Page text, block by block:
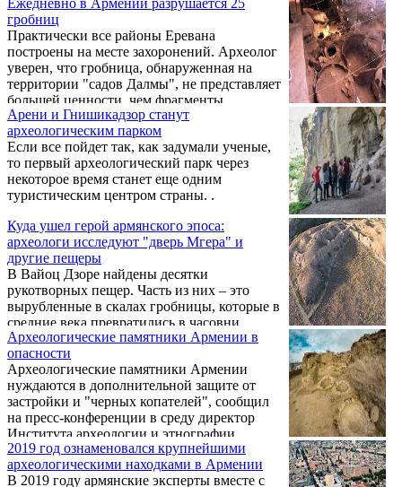
Арташата. Об этом корр. “Голоса Армении”
cсообщил директор Института археологии
и этнографии НАН РА Павел Аветисян. .
Ежедневно в Армении разрушается 25
гробниц
Практически все районы Еревана
построены на месте захоронений. Археолог
уверен, что гробница, обнаруженная на
территории "садов Далмы", не представляет
большей ценности, чем фрагменты
оросительной системы времен Урарту,
которые находятся по соседству. .
Арени и Гнишикадзор станут
археологическим парком
Если все пойдет так, как задумали ученые,
то первый археологический парк через
некоторое время станет еще одним
туристическим центром страны. .
Куда ушел герой армянского эпоса:
археологи исследуют "дверь Мгера" и
другие пещеры
В Вайоц Дзоре найдены десятки
рукотворных пещер. Часть из них – это
вырубленные в скалах гробницы, которые в
средние века превратились в часовни.
Археологические памятники Армении в
опасности
Археологические памятники Армении
нуждаются в дополнительной защите от
застройки и "черных копателей", сообщил
на пресс-конференции в среду директор
Института археологии и этнографии
Национальной академии наук Павел
Аветисян. .
2019 год ознаменовался крупнейшими
археологическими находками в Армении
В 2019 году армянские эксперты вместе с